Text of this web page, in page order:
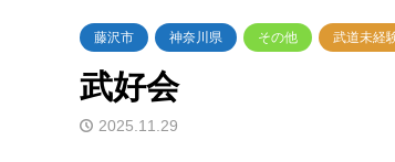
藤沢市 神奈川県 その他 武道未経
武好会
2025.11.29